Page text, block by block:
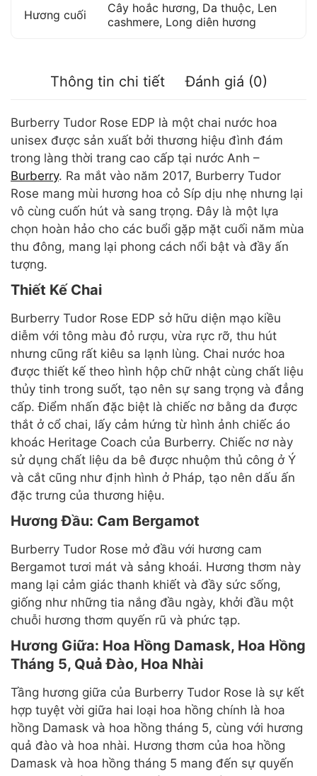
Hương cuối Cây hoắc hương, Da thuộc, Len
cashmere, Long diên hương
Thông tin chi tiết Đánh giá (0)
Burberry Tudor Rose EDP là một chai nước hoa
unisex được sản xuất bởi thương hiệu đình đám
trong làng thời trang cao cấp tại nước Anh –
Burberry. Ra mắt vào năm 2017, Burberry Tudor
Rose mang mùi hương hoa cỏ Síp dịu nhẹ nhưng lại
vô cùng cuốn hút và sang trọng. Đây là một lựa
chọn hoàn hảo cho các buổi gặp mặt cuối năm mùa
thu đông, mang lại phong cách nổi bật và đầy ấn
tượng.
Thiết Kế Chai
Burberry Tudor Rose EDP sở hữu diện mạo kiều
diễm với tông màu đỏ rượu, vừa rực rỡ, thu hút
nhưng cũng rất kiêu sa lạnh lùng. Chai nước hoa
được thiết kế theo hình hộp chữ nhật cùng chất liệu
thủy tinh trong suốt, tạo nên sự sang trọng và đẳng
cấp. Điểm nhấn đặc biệt là chiếc nơ bằng da được
thắt ở cổ chai, lấy cảm hứng từ hình ảnh chiếc áo
khoác Heritage Coach của Burberry. Chiếc nơ này
sử dụng chất liệu da bê được nhuộm thủ công ở Ý
và cắt cũng như định hình ở Pháp, tạo nên dấu ấn
đặc trưng của thương hiệu.
Hương Đầu: Cam Bergamot
Burberry Tudor Rose mở đầu với hương cam
Bergamot tươi mát và sảng khoái. Hương thơm này
mang lại cảm giác thanh khiết và đầy sức sống,
giống như những tia nắng đầu ngày, khởi đầu một
chuỗi hương thơm quyến rũ và phức tạp.
Hương Giữa: Hoa Hồng Damask, Hoa Hồng
Tháng 5, Quả Đào, Hoa Nhài
Tầng hương giữa của Burberry Tudor Rose là sự kết
hợp tuyệt vời giữa hai loại hoa hồng chính là hoa
hồng Damask và hoa hồng tháng 5, cùng với hương
quả đào và hoa nhài. Hương thơm của hoa hồng
Damask và hoa hồng tháng 5 mang đến sự quyến